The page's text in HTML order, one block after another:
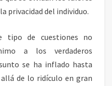
privacidad del individuo.
tipo de cuestiones no
a los verdaderos
se ha inflado hasta
de lo ridículo en gran